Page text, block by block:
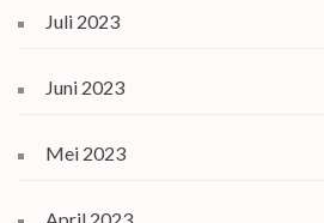
Juli 2023
Juni 2023
Mei 2023